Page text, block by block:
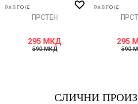
ПРСТЕН
295 МКД
590МКД
295
590
СЛИЧНИ